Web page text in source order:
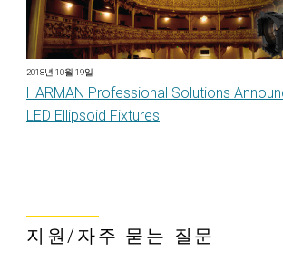
2018년 10월 19일
HARMAN Professional Solutions
LED Ellipsoid Fixtures
지원/자주 묻는 질문